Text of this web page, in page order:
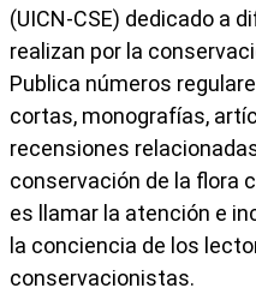
(UICN-CSE) dedicado a
realizan por la
Publica números
cortas, monografías,
recensiones
conservación de la flora
es llamar la atención e
la conciencia de los
conservacionistas.